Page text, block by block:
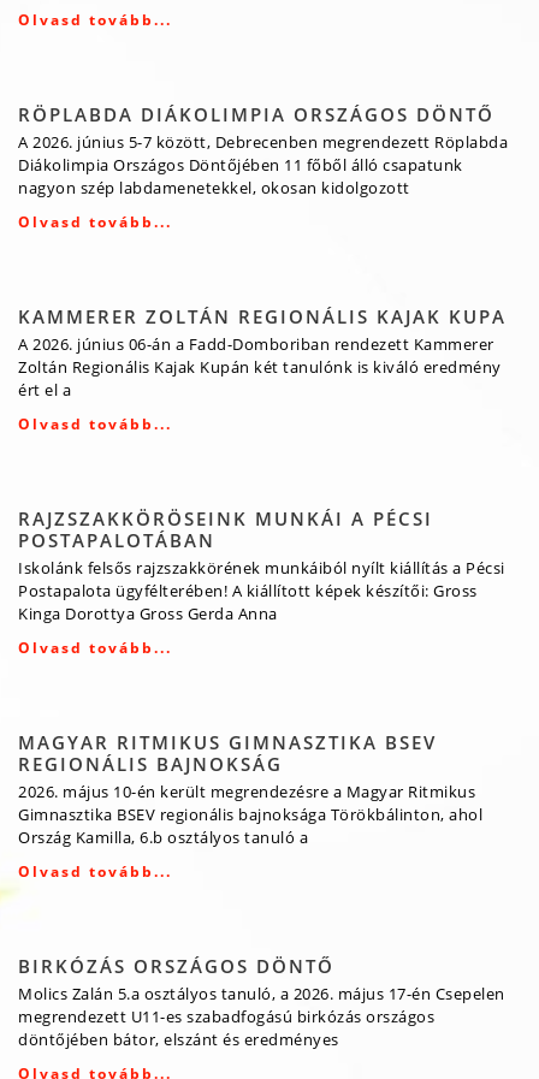
Olvasd tovább...
RÖPLABDA DIÁKOLIMPIA ORSZÁGOS DÖNTŐ
A 2026. június 5-7 között, Debrecenben megrendezett Röplabda
Diákolimpia Országos Döntőjében 11 főből álló csapatunk
nagyon szép labdamenetekkel, okosan kidolgozott
Olvasd tovább...
KAMMERER ZOLTÁN REGIONÁLIS KAJAK KUPA
A 2026. június 06-án a Fadd-Domboriban rendezett Kammerer
Zoltán Regionális Kajak Kupán két tanulónk is kiváló eredmény
ért el a
Olvasd tovább...
RAJZSZAKKÖRÖSEINK MUNKÁI A PÉCSI
POSTAPALOTÁBAN
Iskolánk felsős rajzszakkörének munkáiból nyílt kiállítás a Pécsi
Postapalota ügyfélterében! A kiállított képek készítői: Gross
Kinga Dorottya Gross Gerda Anna
Olvasd tovább...
MAGYAR RITMIKUS GIMNASZTIKA BSEV
REGIONÁLIS BAJNOKSÁG
2026. május 10-én került megrendezésre a Magyar Ritmikus
Gimnasztika BSEV regionális bajnoksága Törökbálinton, ahol
Ország Kamilla, 6.b osztályos tanuló a
Olvasd tovább...
BIRKÓZÁS ORSZÁGOS DÖNTŐ
Molics Zalán 5.a osztályos tanuló, a 2026. május 17-én Csepelen
megrendezett U11-es szabadfogású birkózás országos
döntőjében bátor, elszánt és eredményes
Olvasd tovább...